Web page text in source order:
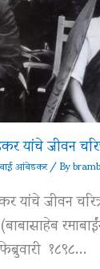
यांचे जीवन
आंबेडकर/ By
यांचे जीवन
१८९८…